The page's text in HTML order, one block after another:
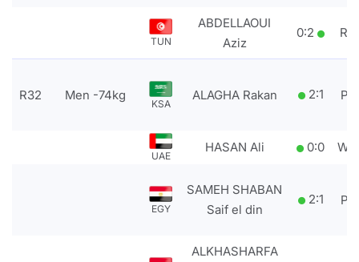
TUN
ABDELLAOUI
Aziz
0:2
R32 Men -74kg
KSA
ALAGHA Rakan 2:1
UAE
HASAN Ali 0:0
EGY
SAMEH SHABAN
Saif el din
2:1
ALKHASHARFA